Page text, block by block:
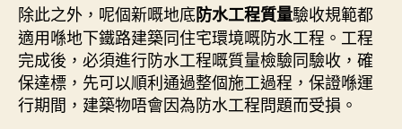
除此之外，呢個新嘅地底防水工程質量驗收規範都
適用喺地下鐵路建築同住宅環境嘅防水工程。工程
完成後，必須進行防水工程嘅質量檢驗同驗收，確
保達標，先可以順利通過整個施工過程，保證喺運
行期間，建築物唔會因為防水工程問題而受損。